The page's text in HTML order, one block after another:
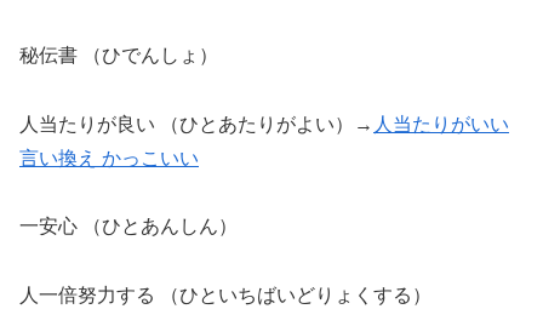
秘伝書 （ひでんしょ）
人当たりが良い （ひとあたりがよい）→ 人当たりがいい
言い換え かっこいい
一安心 （ひとあんしん）
人一倍努力する （ひといちばいどりょくする）